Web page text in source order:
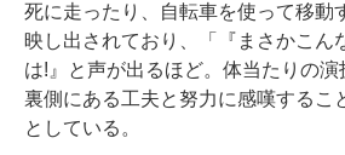
死に走ったり、自転車を使って移動
映し出されており、「『まさかこん
は!』と声が出るほど。体当たりの
裏側にある工夫と努力に感嘆するこ
としている。